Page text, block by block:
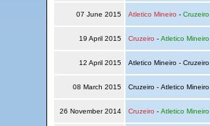
07 June 2015 Atletico Mineiro - Cruzeiro
19 April 2015 Cruzeiro - Atletico Mineiro
12 April 2015 Atletico Mineiro - Cruzeiro
08 March 2015 Cruzeiro - Atletico Mineiro
26 November 2014 Cruzeiro - Atletico Mineiro